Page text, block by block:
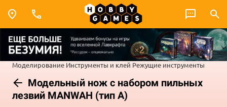
Моделирование Инструменты и клей Режущие инструменты
Модельный нож с набором пильных
лезвий MANWAH (тип A)